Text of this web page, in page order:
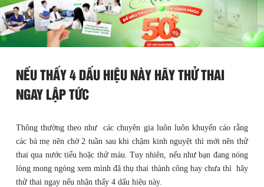
NẾU THẤY 4 DẤU HIỆU NÀY HÃY THỬ THAI
NGAY LẬP TỨC
Thông thường theo như các chuyên gia luôn luôn khuyến cáo rằng
các bà mẹ nên chờ 2 tuần sau khi chậm kinh nguyệt thì mới nên thử
thai qua nước tiểu hoặc thử máu. Tuy nhiên, nếu như bạn đang nóng
lòng mong ngóng xem mình đã thụ thai thành công hay chưa thì hãy
thử thai ngay nếu nhận thấy 4 dấu hiệu này.